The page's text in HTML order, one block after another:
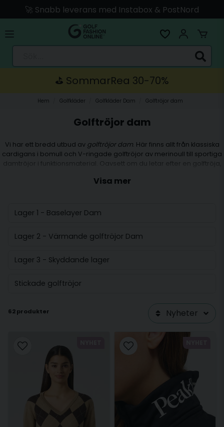
🚀 Snabb leverans med Instabox & PostNord
🛍️ Betala med Swish, Apple Pay, Kort & Faktura
🚚 Skickas direkt från lagret i Linköping
⛳️ SommarRea 30-70%
Hem Golfkläder Golfkläder Dam Golftröjor dam
Golftröjor dam
Vi har ett bredd utbud av golftröjor dam. Här finns allt från klassiska
cardigans i bomull och V-ringade golftröjor av merinoull till sportiga
damtröjor i funktionsmaterial. Oavsett om du letar efter en golftröja,
för golf. Vi erbjuder golftröjor dam för alla
Visa mer
Lager 1 - Baselayer Dam
Lager 2 - Värmande golftröjor Dam
Lager 3 - Skyddande lager
Stickade golftröjor
62 produkter Nyheter